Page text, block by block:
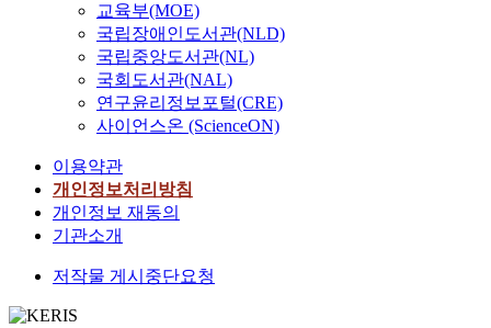
교육부(MOE)
국립장애인도서관(NLD)
국립중앙도서관(NL)
국회도서관(NAL)
연구윤리정보포털(CRE)
사이언스온 (ScienceON)
이용약관
개인정보처리방침
개인정보 재동의
기관소개
저작물 게시중단요청